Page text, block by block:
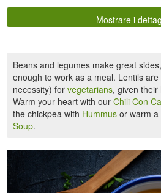
Mostrare i
Beans and legumes make great
enough to work as a meal. Lentils
necessity) forvegetarians, given
Warm your heart with ourChili Con
the chickpea with Hummus or warm a
Soup.